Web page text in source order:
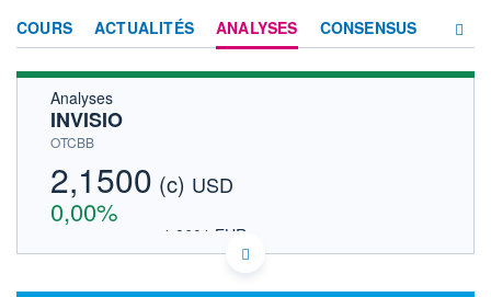
COURS ACTUALITÉS ANALYSES CONSENSUS
Analyses
INVISIO
OTCBB
2,1500 (c) USD
0,00%
1,8601 EUR
DONNÉES TEMPS DIFFÉRÉ